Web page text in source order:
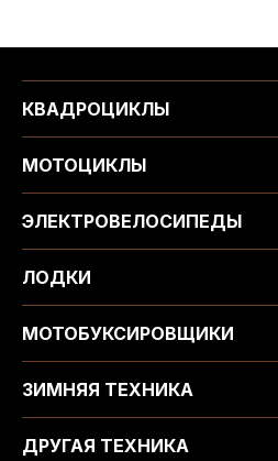
КВАДРОЦИКЛЫ
МОТОЦИКЛЫ
ЭЛЕКТРОВЕЛОСИПЕДЫ
ЛОДКИ
МОТОБУКСИРОВЩИКИ
ЗИМНЯЯ ТЕХНИКА
ДРУГАЯ ТЕХНИКА